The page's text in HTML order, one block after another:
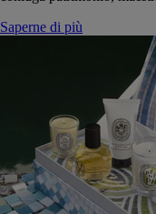
Saperne di più